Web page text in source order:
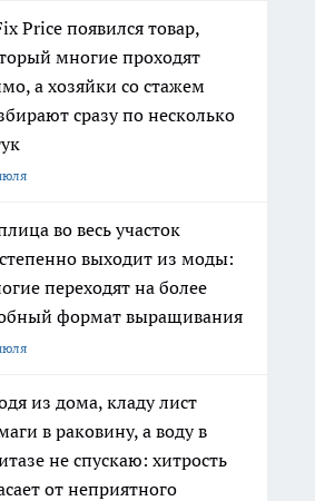
Price появился товар,
многие проходят
а хозяйки со стажем
сразу по несколько
во весь участок
выходит из моды:
переходят на более
формат выращивания
из дома, кладу лист
в раковину, а воду в
не спускаю: хитрость
от неприятного